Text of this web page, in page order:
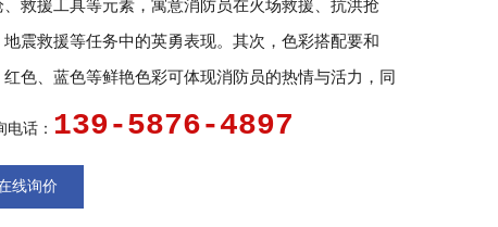
、救援工具等元素，寓意消防员在火场救援、抗洪抢
地震救援等任务中的英勇表现。其次，色彩搭配要和
红色、蓝色等鲜艳色彩可体现消防员的热情与活力，同
意他们为保护人民生命财产安全不懈奋斗的精神。最
色。徽章背面可设置别针或挂钩，方便消防...
电话： 139-5876-4897
线询价